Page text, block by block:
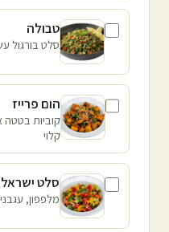
טבולה
סלט בורגול
הום פרייז
קוביות בטטה
קלוי
סלט
מלפפון,